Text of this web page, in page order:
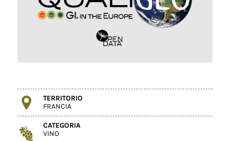
TERRITORIO
FRANCIA
CATEGORIA
VINO